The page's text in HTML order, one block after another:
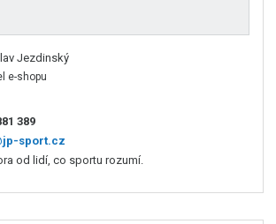
Jezdinský
e-shopu
389
sport.cz
od lidí, co sportu rozumí.